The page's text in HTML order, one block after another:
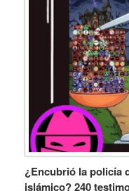
¿Encubrió la policía
islámico? 240